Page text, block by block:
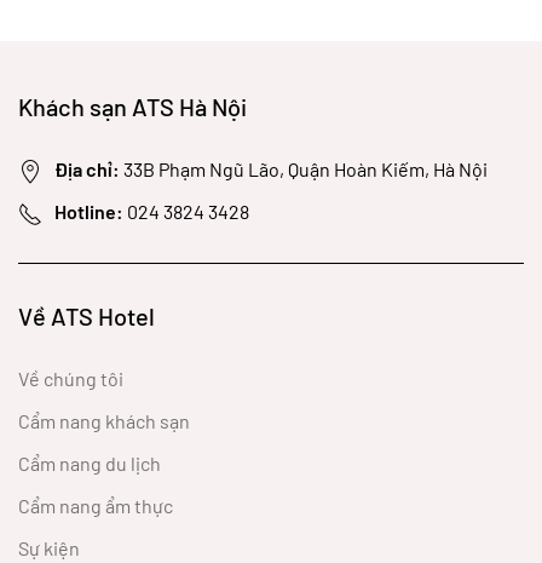
Khách sạn ATS Hà Nội
Địa chỉ: 33B Phạm Ngũ Lão, Quận Hoàn Kiếm, Hà Nội
Hotline: 024 3824 3428
Về ATS Hotel
Về chúng tôi
Cẩm nang khách sạn
Cẩm nang du lịch
Cẩm nang ẩm thực
Sự kiện